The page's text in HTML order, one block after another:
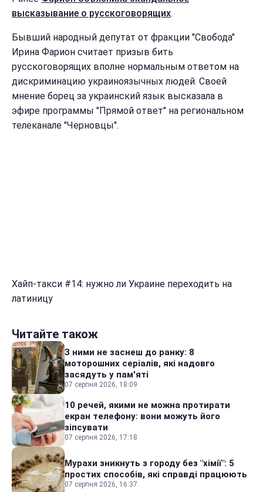
высказывание о русскоговорящих.
Бывший народный депутат от фракции "Свобода"
Ирина Фарион считает призыв бить
русскоговорящих вполне нормальным ответом на
дискриминацию украиноязычных людей. Своей
мнение борец за украинский язык высказала в
эфире программы "Прямой ответ" на региональном
телеканале "Черновцы".
Хайп-такси #14: нужно ли Украине переходить на
латиницу
Читайте також
З ними не заснеш до ранку: 8
моторошних серіалів, які надовго
засядуть у пам'яті
07 серпня 2026, 18:09
10 речей, якими не можна протирати
екран телефону: вони можуть його
зіпсувати
07 серпня 2026, 17:18
Мурахи зникнуть з городу без "хімії": 5
простих способів, які справді працюють
07 серпня 2026, 16:37